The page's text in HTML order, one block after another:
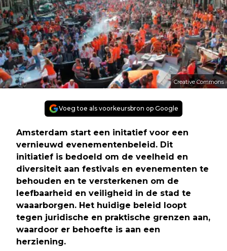
Creative Commons
Voeg toe als voorkeursbron op Google
Amsterdam start een initatief voor een
vernieuwd evenementenbeleid. Dit
initiatief is bedoeld om de veelheid en
diversiteit aan festivals en evenementen te
behouden en te versterkenen om de
leefbaarheid en veiligheid in de stad te
waaarborgen. Het huidige beleid loopt
tegen juridische en praktische grenzen aan,
waardoor er behoefte is aan een
herziening.